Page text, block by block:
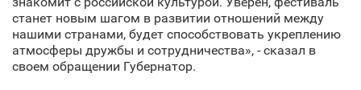
станет новым шагом в развитии отношений между
нашими странами, будет способствовать укреплению
атмосферы дружбы и сотрудничества», - сказал в
своем обращении Губернатор.